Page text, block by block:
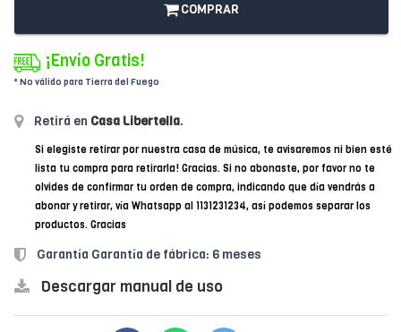
COMPRAR
¡Envío Gratis!
* No válido para Tierra del Fuego
Retirá en Casa Libertella.
Si elegiste retirar por nuestra casa de música, te avisaremos ni bien esté
lista tu compra para retirarla! Gracias. Si no abonaste, por favor no te
olvides de confirmar tu orden de compra, indicando que día vendrás a
abonar y retirar, vía Whatsapp al 1131231234, así podemos separar los
productos. Gracias
Garantía Garantía de fábrica: 6 meses
Descargar manual de uso